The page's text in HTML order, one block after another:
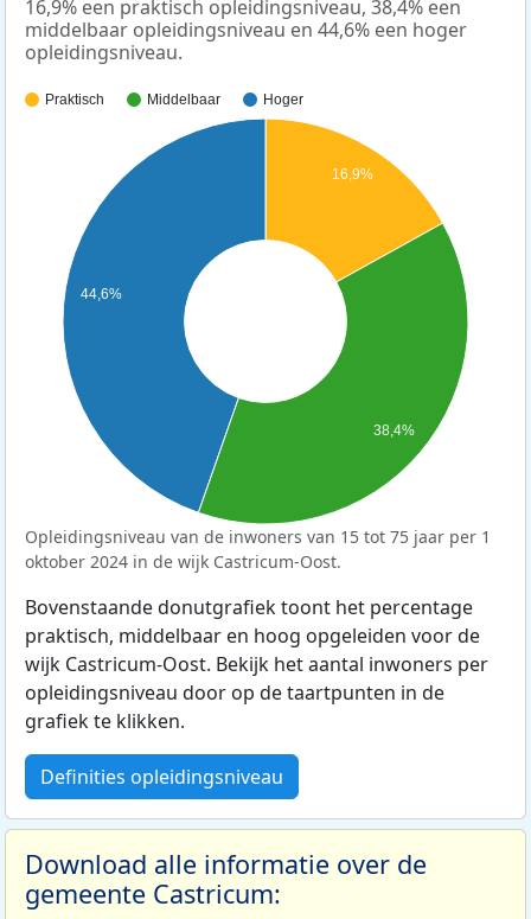
16,9% een praktisch opleidingsniveau, 38,4% een
middelbaar opleidingsniveau en 44,6% een hoger
opleidingsniveau.
Praktisch Middelbaar Hoger
16,9%
44,6%
38,4%
Opleidingsniveau van de inwoners van 15 tot 75 jaar per 1
oktober 2024 in de wijk Castricum-Oost.
Bovenstaande donutgrafiek toont het percentage
praktisch, middelbaar en hoog opgeleiden voor de
wijk Castricum-Oost. Bekijk het aantal inwoners per
opleidingsniveau door op de taartpunten in de
grafiek te klikken.
Definities opleidingsniveau
Download alle informatie over de
gemeente Castricum: